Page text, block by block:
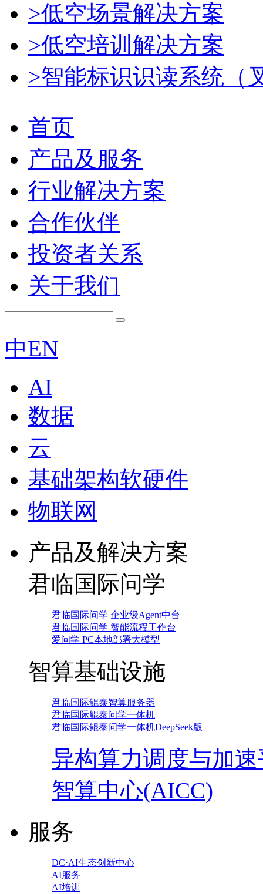
>低空场景解决方案
>低空培训解决方案
>智能标识识读系统（
首页
产品及服务
行业解决方案
合作伙伴
投资者关系
关于我们
中EN
AI
数据
云
基础架构软硬件
物联网
产品及解决方案
君临国际问学
君临国际问学 企业级Agent中台
君临国际问学 智能流程工作台
爱问学 PC本地部署大模型
智算基础设施
君临国际鲲泰智算服务器
君临国际鲲泰问学一体机
君临国际鲲泰问学一体机DeepSeek版
异构算力调度与加
智算中心(AICC)
服务
DC·AI生态创新中心
AI服务
AI培训